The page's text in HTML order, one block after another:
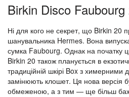
Birkin Disco Faubourg
Ні для кого не секрет, що Birkin 20
шанувальника Hermеs. Вона
сумка Faubourg. Однак на початку
Birkin 20 також планується в
традиційній шкірі Box з химерними
замінюють клошет. Ця нова версія
обмеженою, а з тим — ще більш